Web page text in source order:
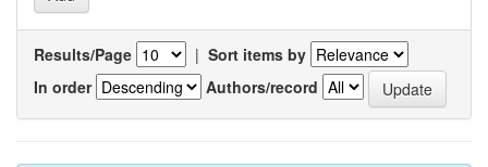
Results/Page | Sort items by
In order
Authors/record